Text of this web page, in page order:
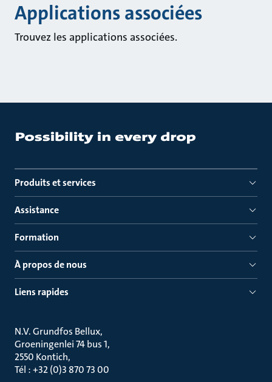
Applications associées
Trouvez les applications associées.
Produits et services
Assistance
Formation
À propos de nous
Liens rapides
N.V. Grundfos Bellux
Groeningenlei 74 bus 1
2550 Kontich
Tél : +32 (0)3 870 73 00